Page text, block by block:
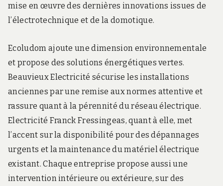
mise en œuvre des dernières innovations issues de
l’électrotechnique et de la domotique.
Ecoludom ajoute une dimension environnementale
et propose des solutions énergétiques vertes.
Beauvieux Electricité sécurise les installations
anciennes par une remise aux normes attentive et
rassure quant à la pérennité du réseau électrique.
Electricité Franck Fressingeas, quant à elle, met
l’accent sur la disponibilité pour des dépannages
urgents et la maintenance du matériel électrique
existant. Chaque entreprise propose aussi une
intervention intérieure ou extérieure, sur des